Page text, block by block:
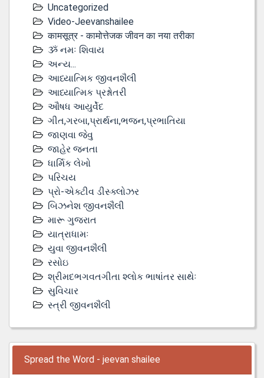
Uncategorized
Video-Jeevanshailee
कामसूत्र - कामोत्तेजक जीवन का नया तरीका
ૐ નમઃ શિવાય
અન્ય...
આધ્યાત્મિક જીવનશૈલી
આધ્યાત્મિક પ્રશ્નોતરી
ઔષધ આયુર્વેદ
ગીત,ગરબા,પ્રાર્થના,ભજન,પ્રભાતિયા
જાણવા જેવુ
જાહેર જનતા
ધાર્મિક લેખો
પરિચય
પ્રો-એક્ટીવ ડીસ્‍ક્લોઝર
બિઝનેશ જીવનશૈલી
મારૂ ગુજરાત
યાત્રાધામઃ
યુવા જીવનશૈલી
રસોઇ
શ્રીમદભગવતગીતા શ્લોક ભાષાંતર સાથેઃ
સુવિચાર
સ્ત્રી જીવનશૈલી
Spread the Word - jeevan shailee